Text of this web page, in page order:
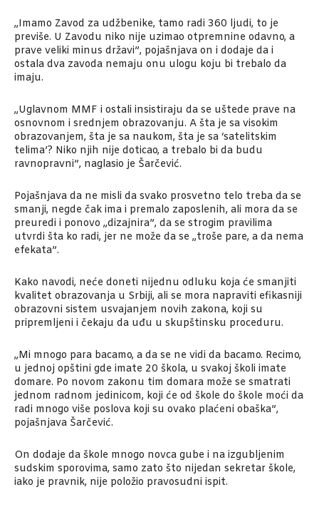
„Imamo Zavod za udžbenike, tamo radi 360 ljudi, to je
previše. U Zavodu niko nije uzimao otpremnine odavno, a
prave veliki minus državi”, pojašnjava on i dodaje da i
ostala dva zavoda nemaju onu ulogu koju bi trebalo da
imaju.
„Uglavnom MMF i ostali insistiraju da se uštede prave na
osnovnom i srednjem obrazovanju. A šta je sa visokim
obrazovanjem, šta je sa naukom, šta je sa ‘satelitskim
telima’? Niko njih nije doticao, a trebalo bi da budu
ravnopravni”, naglasio je Šarčević.
Pojašnjava da ne misli da svako prosvetno telo treba da se
smanji, negde čak ima i premalo zaposlenih, ali mora da se
preuredi i ponovo „dizajnira”, da se strogim pravilima
utvrdi šta ko radi, jer ne može da se „troše pare, a da nema
efekata”.
Kako navodi, neće doneti nijednu odluku koja će smanjiti
kvalitet obrazovanja u Srbiji, ali se mora napraviti efikasniji
obrazovni sistem usvajanjem novih zakona, koji su
pripremljeni i čekaju da uđu u skupštinsku proceduru.
„Mi mnogo para bacamo, a da se ne vidi da bacamo. Recimo,
u jednoj opštini gde imate 20 škola, u svakoj školi imate
domare. Po novom zakonu tim domara može se smatrati
jednom radnom jedinicom, koji će od škole do škole moći da
radi mnogo više poslova koji su ovako plaćeni obaška”,
pojašnjava Šarčević.
On dodaje da škole mnogo novca gube i na izgubljenim
sudskim sporovima, samo zato što nijedan sekretar škole,
iako je pravnik, nije položio pravosudni ispit.